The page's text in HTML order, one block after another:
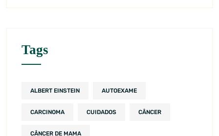
Tags
ALBERT EINSTEIN AUTOEXAME
CARCINOMA CUIDADOS CÂNCER
CÂNCER DE MAMA